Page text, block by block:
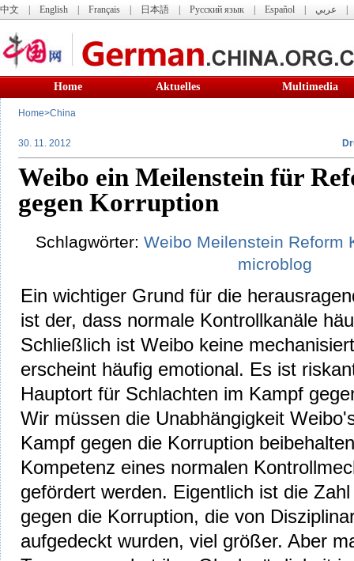
中文 English Français 日本語 Русский язык Español عربي
Home Aktuelles Multimedia
Home>China
30. 11. 2012
Weibo ein Meilenstein für
gegen Korruption
Schlagwörter: Weibo Meilenstein Reform
microblog
Ein wichtiger Grund für die
ist der, dass normale Kontrollkanäle
Schließlich ist Weibo keine
erscheint häufig emotional. Es ist
Hauptort für Schlachten im Kampf
Wir müssen die Unabhängigkeit
Kampf gegen die Korruption
Kompetenz eines normalen
gefördert werden. Eigentlich ist die
gegen die Korruption, die von
aufgedeckt wurden, viel größer. Aber